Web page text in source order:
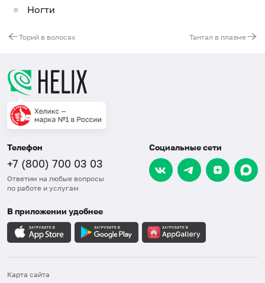
Ногти
Торий в волосах Тантал в плазме
Телефон
+7 (800) 700 03 03
Ответим на любые вопросы
по работе и услугам
Социальные сети
В приложении удобнее
Карта сайта